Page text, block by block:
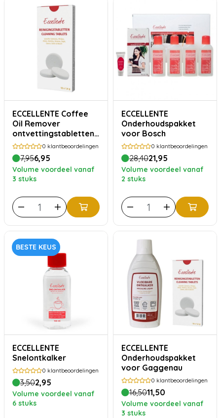
ECCELLENTE Coffee
Oil Remover
ontvettingstabletten
voor Philips Saeco - 10
stuks
0 klantbeoordelingen
7,956,95
Volume voordeel vanaf
3 stuks
ECCELLENTE
Onderhoudspakket
voor Bosch
0 klantbeoordelingen
28,4021,95
Volume voordeel vanaf
2 stuks
BESTE KEUS
ECCELLENTE
Snelontkalker
0 klantbeoordelingen
3,502,95
Volume voordeel vanaf
6 stuks
ECCELLENTE
Onderhoudspakket
voor Gaggenau
0 klantbeoordelingen
16,5011,50
Volume voordeel vanaf
3 stuks